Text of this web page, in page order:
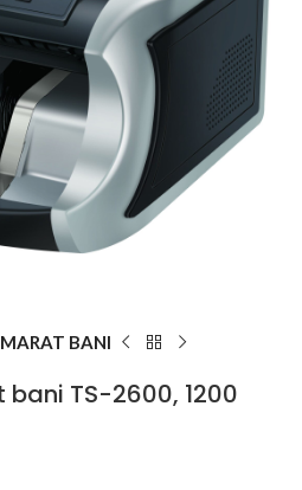
BANI
TS-2600, 1200